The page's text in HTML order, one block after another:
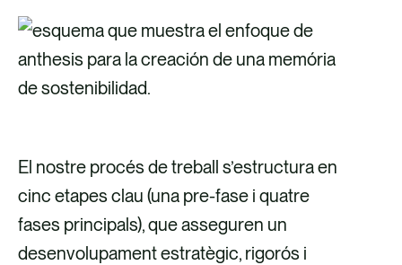
El nostre procés de treball s’estructura en
cinc etapes clau (una pre-fase i quatre
fases principals), que asseguren un
desenvolupament estratègic, rigorós i